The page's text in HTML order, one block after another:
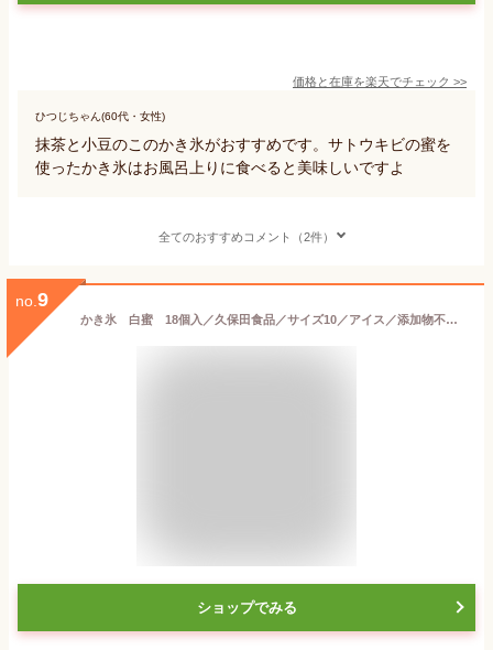
価格と在庫を楽天でチェック >>
ひつじちゃん(60代・女性)
抹茶と小豆のこのかき氷がおすすめです。サトウキビの蜜を
使ったかき氷はお風呂上りに食べると美味しいですよ
全てのおすすめコメント（2件）
no. 9
かき氷 白蜜 18個入／久保田食品／サイズ10／アイス／添加物不使用
ショップでみる